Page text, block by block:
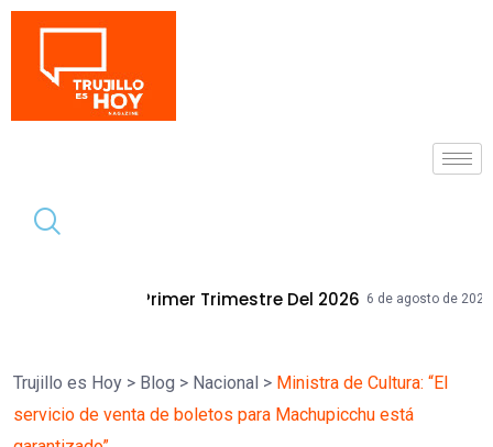
Trimestre Del 2026 6 de agosto de 2026 Mallplaza
Trujillo es Hoy > Blog > Nacional > Ministra de Cultura: “El
servicio de venta de boletos para Machupicchu está